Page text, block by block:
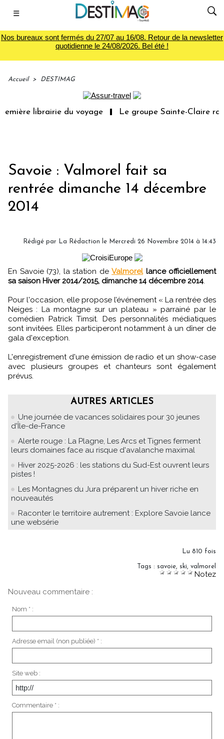
☰
Nos bureaux sont fermés du 27/07 au 16/08. Retour de la newsletter
quotidienne le 24/08/2026. Bel été !
Accueil > DESTIMAG
librairie du voyage Le groupe Sainte-Claire
Savoie : Valmorel fait sa
rentrée dimanche 14 décembre
2014
Rédigé par La Rédaction le Mercredi 26 Novembre 2014 à 14:43
En Savoie (73), la station de Valmorel lance officiellement
sa saison Hiver 2014/2015, dimanche 14 décembre 2014
Pour l'occasion, elle propose l’événement « La rentrée des
Neiges : La montagne sur un plateau » parrainé par le
comédien Patrick Timsit. Des personnalités médiatiques
sont invitées. Elles participeront notamment à un dîner de
gala d'exception.
L'enregistrement d'une émission de radio et un show-case
avec plusieurs groupes et chanteurs sont également
prévus.
AUTRES ARTICLES
Une journée de vacances solidaires pour 30 jeunes
d'Île-de-France
Alerte rouge : La Plagne, Les Arcs et Tignes ferment
leurs domaines face au risque d'avalanche maximal
Hiver 2025-2026 : les stations du Sud-Est ouvrent leurs
pistes !
Les Montagnes du Jura préparent un hiver riche en
nouveautés
Raconter le territoire autrement : Explore Savoie lance
une websérie
Lu 810 fois
Tags : savoie ski valmorel
Notez
Nouveau commentaire :
Nom * :
Adresse email (non publiée) * :
Site web :
Commentaire * :